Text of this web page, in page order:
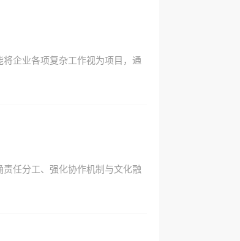
企业各项复杂工作视为项目，通
任分工、强化协作机制与文化融